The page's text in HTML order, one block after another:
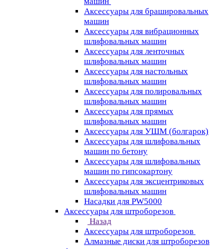
Аксессуары для брашировальных
машин
Аксессуары для вибрационных
шлифовальных машин
Аксессуары для ленточных
шлифовальных машин
Аксессуары для настольных
шлифовальных машин
Аксессуары для полировальных
шлифовальных машин
Аксессуары для прямых
шлифовальных машин
Аксессуары для УШМ (болгарок)
Аксессуары для шлифовальных
машин по бетону
Аксессуары для шлифовальных
машин по гипсокартону
Аксессуары для эксцентриковых
шлифовальных машин
Насадки для PW5000
Аксессуары для штроборезов
Назад
Аксессуары для штроборезов
Алмазные диски для штроборезов